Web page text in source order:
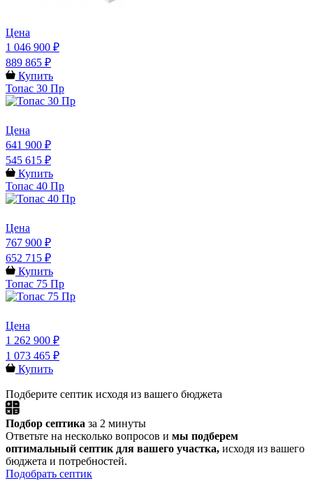
Цена
1 046 900 ₽
889 865 ₽
Купить
Топас 30 Пр
Цена
641 900 ₽
545 615 ₽
Купить
Топас 40 Пр
Цена
767 900 ₽
652 715 ₽
Купить
Топас 75 Пр
Цена
1 262 900 ₽
1 073 465 ₽
Купить
Подберите септик исходя из вашего бюджета
Подбор септика за 2 минуты
Ответьте на несколько вопросов и мы подберем
оптимальный септик для вашего участка, исходя из вашего
бюджета и потребностей.
Подобрать септик